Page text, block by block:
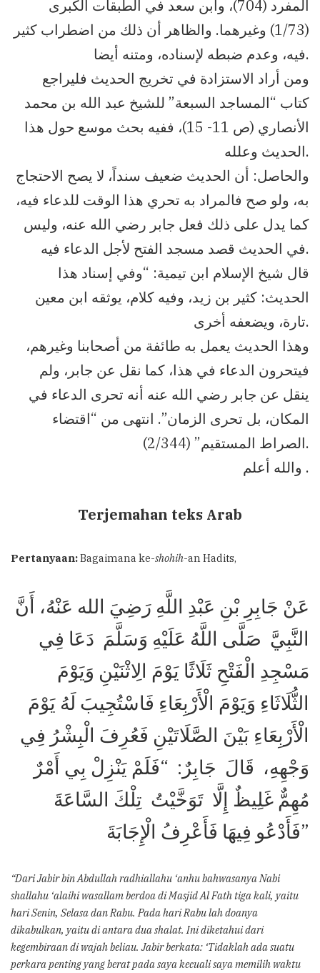
المفرد (704)، وابن سعد في الطبقات الكبرى
(1/73) وغيرهما. والظاهر أن ذلك من اضطراب كثير
فيه، وعدم ضبطه لإسناده، ومتنه أيضا.
ومن أراد الاستزادة في تخريج الحديث فليراجع
كتاب “المساجد السبعة” للشيخ عبد الله بن محمد
الأنصاري (ص 11- 15)، ففيه بحث موسع حول هذا
الحديث وعلله.
والحاصل: أن الحديث ضعيف سنداً، لا يصح الاحتجاج
به، ولو صح فالمراد به تحري هذا الوقت للدعاء فيه،
كما يدل على ذلك فعل جابر رضي الله عنه، وليس
في الحديث قصد مسجد الفتح لأجل الدعاء فيه.
قال شيخ الإسلام ابن تيمية: “وفي إسناد هذا
الحديث: كثير بن زيد، وفيه كلام، يوثقه ابن معين
تارة، ويضعفه أخرى.
وهذا الحديث يعمل به طائفة من أصحابنا وغيرهم،
فيتحرون الدعاء في هذا، كما نقل عن جابر، ولم
ينقل عن جابر رضي الله عنه أنه تحرى الدعاء في
المكان، بل تحرى الزمان”. انتهى من “اقتضاء
الصراط المستقيم” (2/344).
والله أعلم .
Terjemahan teks Arab
Pertanyaan:Bagaimana ke-shohih-an Hadits,
عَنْ ‏جَابِرِ بْنِ عَبْدِ اللَّهِ رَضِيَ الله عَنْهُ،‏ أَنَّ
النَّبِيَّ ‏ ‏صَلَّى اللَّهُ عَلَيْهِ وَسَلَّمَ ‏ ‏دَعَا فِي
مَسْجِدِ الْفَتْحِ ثَلَاثًا يَوْمَ ‏‏الِاثْنَيْنِ وَيَوْمَ
الثُّلَاثَاءِ وَيَوْمَ الْأَرْبِعَاءِ فَاسْتُجِيبَ لَهُ يَوْمَ
الْأَرْبِعَاءِ بَيْنَ الصَّلَاتَيْنِ فَعُرِفَ الْبِشْرُ فِي
وَجْهِهِ، ‏ قَالَ ‏ ‏جَابِرٌ: ‏ “‏فَلَمْ يَنْزِلْ بِي أَمْرٌ
مُهِمٌّ غَلِيظٌ إِلَّا ‏ ‏تَوَخَّيْتُ ‏ ‏تِلْكَ السَّاعَةَ ‏
‏فَأَدْعُو فِيهَا فَأَعْرِفُ الْإِجَابَةَ”
“Dari Jabir bin Abdullah radhiallahu ‘anhu bahwasanya Nabi
shallahu ‘alaihi wasallam berdoa di Masjid Al Fath tiga kali, yaitu
hari Senin, Selasa dan Rabu. Pada hari Rabu lah doanya
dikabulkan, yaitu di antara dua shalat. Ini diketahui dari
kegembiraan di wajah beliau. Jabir berkata: ‘Tidaklah ada suatu
perkara penting yang berat pada saya kecuali saya memilih waktu